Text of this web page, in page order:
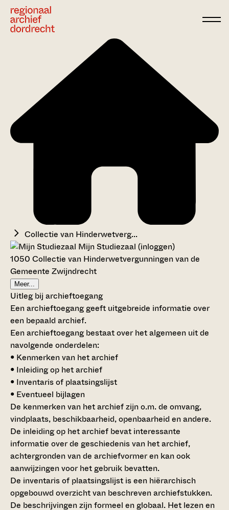
Collectie van Hinderwetverg...
Mijn Studiezaal (inloggen)
1050 Collectie van Hinderwetvergunningen van de
Gemeente Zwijndrecht
Meer...
Uitleg bij archieftoegang
Een archieftoegang geeft uitgebreide informatie over
een bepaald archief.
Een archieftoegang bestaat over het algemeen uit de
navolgende onderdelen:
• Kenmerken van het archief
• Inleiding op het archief
• Inventaris of plaatsingslijst
• Eventueel bijlagen
De kenmerken van het archief zijn o.m. de omvang,
vindplaats, beschikbaarheid, openbaarheid en andere.
De inleiding op het archief bevat interessante
informatie over de geschiedenis van het archief,
achtergronden van de archiefvormer en kan ook
aanwijzingen voor het gebruik bevatten.
De inventaris of plaatsingslijst is een hiërarchisch
opgebouwd overzicht van beschreven archiefstukken.
De beschrijvingen zijn formeel en globaal. Het lezen en